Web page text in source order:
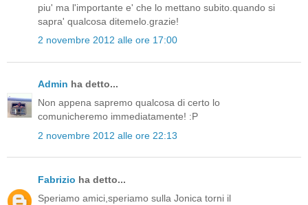
piu' ma l'importante e' che lo mettano subito.quando si
sapra' qualcosa ditemelo.grazie!
2 novembre 2012 alle ore 17:00
Admin ha detto...
Non appena sapremo qualcosa di certo lo
comunicheremo immediatamente! :P
2 novembre 2012 alle ore 22:13
Fabrizio ha detto...
Speriamo amici,speriamo sulla Jonica torni il